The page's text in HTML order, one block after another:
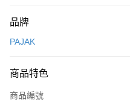
信用卡一次付款
3 期 0 利率 每期
合作金庫商業銀行
超商取貨付款
品牌
PAJAK
商品特色
商品編號